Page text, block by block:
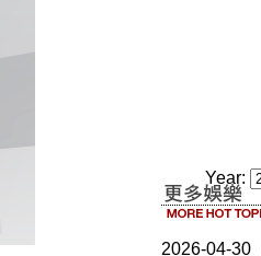
Year:
2026-04-30